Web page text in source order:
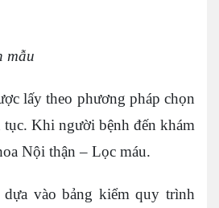
mẫu
lấy theo phương pháp chọn
tục. Khi người bệnh đến khám
Nội thận – Lọc máu.
vào bảng kiểm quy trình